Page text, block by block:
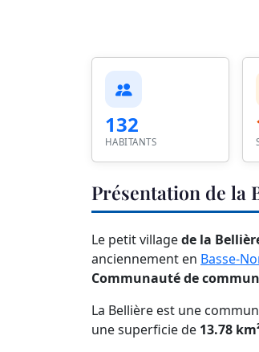
132
HABITANTS
Présentation de la
Le petit villagede la
anciennement en Basse-
Communauté de
La Bellière est une
une superficie de 13.78